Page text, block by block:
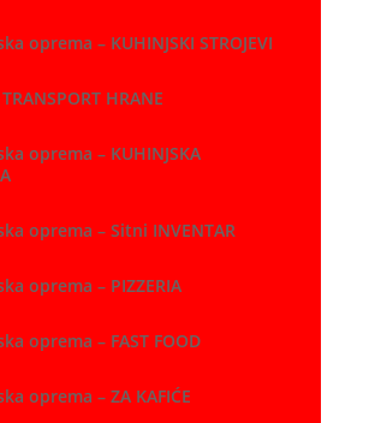
oprema – KUHINJSKI STROJEVI
HRANE
oprema – KUHINJSKA
oprema – Sitni INVENTAR
oprema – PIZZERIA
oprema – FAST FOOD
oprema – ZA KAFIĆE